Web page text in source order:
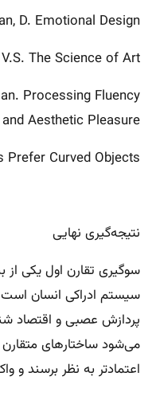
D. Emotional Design
The Science of Art
Processing Fluency
and Aesthetic Pleasure
Prefer Curved Objects
نتیجه‌گیری نهایی
سوگیری تقارن اول یکی از
سیستم ادراکی انسان است
پردازش عصبی و اقتصاد
می‌شود ساختارهای
اعتمادتر به نظر برسند و